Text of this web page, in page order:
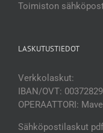
Toimiston
LASKUTUSTIEDOT
Verkkolaskut:
IBAN/OVT:
OPERAATTORI:
Sähköpostilaskut